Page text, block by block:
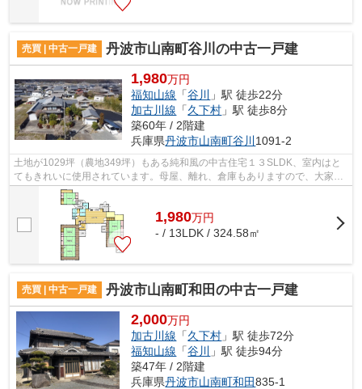
売買 | 中古一戸建 丹波市山南町谷川の中古一戸建
1,980万円
福知山線 「谷川
」駅 徒歩22分
加古川線 「久下村 」駅 徒歩8分
築60年 / 2階建
兵庫県丹波市山南町谷川 1091-2
土地が1029坪（農地349坪）もある純和風の中古住宅１３SLDK、室内はと
てもきれいに使用されています。母屋、離れ、倉庫もありますので、大家族
でも安心！家の目の前が畑ですので、野菜...
1,980万円
- / 13LDK / 324.58㎡
売買 | 中古一戸建 丹波市山南町和田の中古一戸建
2,000万円
加古川線 「久下村 」駅 徒歩72分
福知山線 「谷川
」駅 徒歩94分
築47年 / 2階建
兵庫県丹波市山南町和田835-1